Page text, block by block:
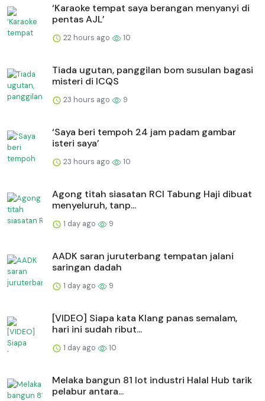
‘Karaoke tempat saya berangan menyanyi di
pentas AJL’
22 hours ago 10
Tiada ugutan, panggilan bom susulan bagasi
misteri di ICQS
23 hours ago 9
‘Saya beri tempoh 24 jam padam gambar
isteri saya’
23 hours ago 10
Agong titah siasatan RCI Tabung Haji dibuat
menyeluruh, tanp...
1 day ago 9
AADK saran juruterbang tempatan jalani
saringan dadah
1 day ago 9
[VIDEO] Siapa kata Klang panas semalam,
hari ini sudah ribut...
1 day ago 10
Melaka bangun 81 lot industri Halal Hub tarik
pelabur antara...